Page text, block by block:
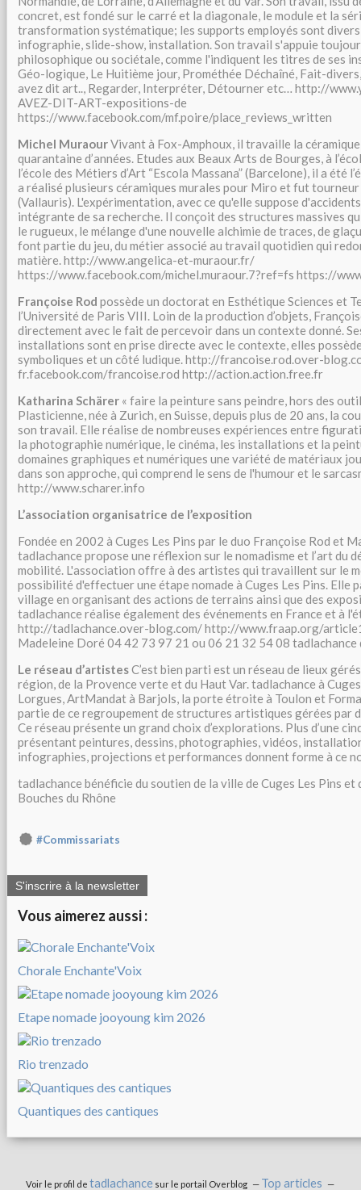
concret, est fondé sur le carré et la diagonale, le module et la
transformation systématique; les supports employés sont
infographie, slide-show, installation. Son travail s'appuie
philosophique ou sociétale, comme l'indiquent les titres de ses
Géo-logique, Le Huitième jour, Prométhée Déchaîné, Fait-
avez dit art.., Regarder, Interpréter, Détourner etc… http://
AVEZ-DIT-ART-expositions-de
https://www.facebook.com/mf.poire/place_reviews_written
Michel MuraourVivant à Fox-Amphoux, il travaille la céramique
quarantaine d’années. Etudes aux Beaux Arts de Bourges, à
l’école des Métiers d’Art “Escola Massana” (Barcelone), il a été
a réalisé plusieurs céramiques murales pour Miro et fut tourneur
(Vallauris). L'expérimentation, avec ce qu'elle suppose
intégrante de sa recherche. Il conçoit des structures massives
le rugueux, le mélange d'une nouvelle alchimie de traces, de
font partie du jeu, du métier associé au travail quotidien qui
matière. http://www.angelica-et-muraour.fr/
https://www.facebook.com/michel.muraour.7?ref=fs https://
Françoise Rod possède un doctorat en Esthétique Sciences et
l’Université de Paris VIII. Loin de la production d’objets,
directement avec le fait de percevoir dans un contexte donné.
installations sont en prise directe avec le contexte, elles
symboliques et un côté ludique. http://francoise.rod.over-
fr.facebook.com/francoise.rod http://action.action.free.fr
Katharina Schärer « faire la peinture sans peindre, hors des
Plasticienne, née à Zurich, en Suisse, depuis plus de 20 ans, la
son travail. Elle réalise de nombreuses expériences entre
la photographie numérique, le cinéma, les installations et la
domaines graphiques et numériques une variété de matériaux
dans son approche, qui comprend le sens de l'humour et le
http://www.scharer.info
L’association organisatrice de l’exposition
Fondée en 2002 à Cuges Les Pins par le duo Françoise Rod et
tadlachance propose une réflexion sur le nomadisme et l’art du
mobilité. L'association offre à des artistes qui travaillent sur le
possibilité d'effectuer une étape nomade à Cuges Les Pins. Elle
village en organisant des actions de terrains ainsi que des
tadlachance réalise également des événements en France et à
http://tadlachance.over-blog.com/ http://www.fraap.org/
Madeleine Doré 04 42 73 97 21 ou 06 21 32 54 08
Le réseau d’artistesC’est bien parti est un réseau de lieux
région, de la Provence verte et du Haut Var. tadlachance à
Lorgues, ArtMandat à Barjols, la porte étroite à Toulon et
partie de ce regroupement de structures artistiques gérées par
Ce réseau présente un grand choix d’explorations. Plus d’une
présentant peintures, dessins, photographies, vidéos,
infographies, projections et performances donnent forme à ce
tadlachance bénéficie du soutien de la ville de Cuges Les Pins et
Bouches du Rhône
#Commissariats
S'inscrire à la newsletter
Vous aimerez aussi :
Chorale Enchante'Voix
Etape nomade jooyoung kim 2026
Rio trenzado
Quantiques des cantiques
Voir le profil detadlachance sur le portail Overblog Top articles